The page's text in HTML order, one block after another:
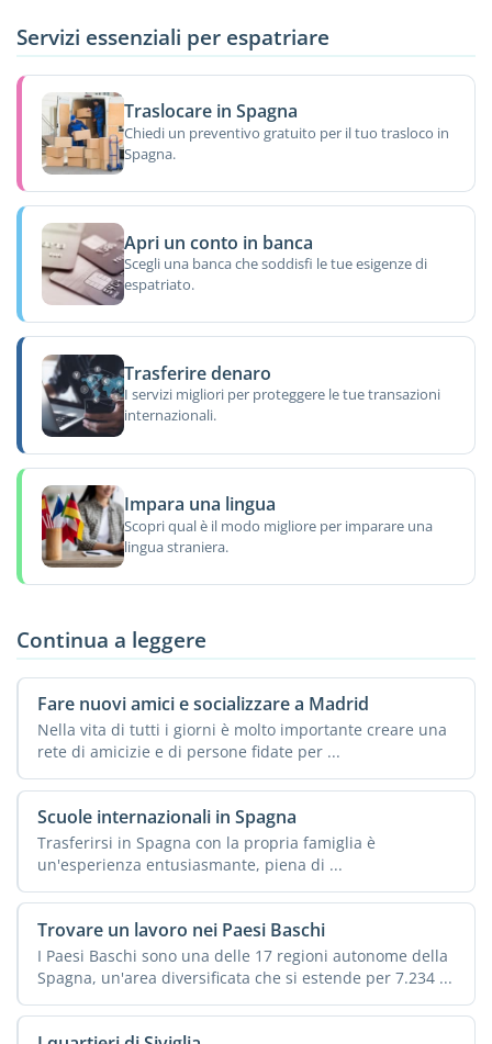
Servizi essenziali per espatriare
Traslocare in Spagna
Chiedi un preventivo gratuito per il tuo trasloco in
Spagna.
Apri un conto in banca
Scegli una banca che soddisfi le tue esigenze di
espatriato.
Trasferire denaro
I servizi migliori per proteggere le tue transazioni
internazionali.
Impara una lingua
Scopri qual è il modo migliore per imparare una
lingua straniera.
Continua a leggere
Fare nuovi amici e socializzare a Madrid
Nella vita di tutti i giorni è molto importante creare una
rete di amicizie e di persone fidate per ...
Scuole internazionali in Spagna
Trasferirsi in Spagna con la propria famiglia è
un'esperienza entusiasmante, piena di ...
Trovare un lavoro nei Paesi Baschi
I Paesi Baschi sono una delle 17 regioni autonome della
Spagna, un'area diversificata che si estende per 7.234 ...